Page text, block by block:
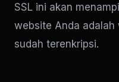
SSL ini akan
website Anda
sudah terenkripsi.